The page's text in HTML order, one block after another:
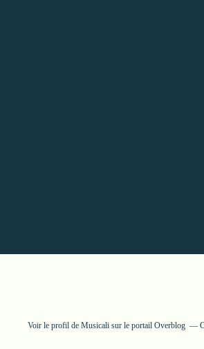
Voir le profil de Musicali sur le portail Overblog